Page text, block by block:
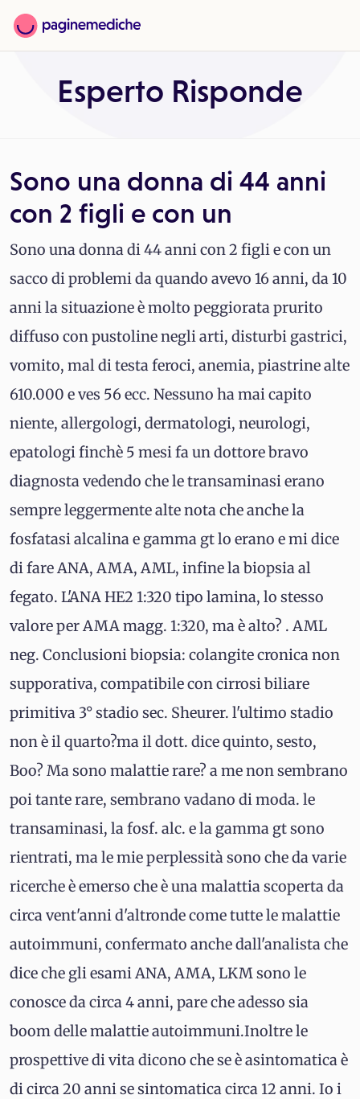
Esperto Risponde
Sono una donna di 44 anni
con 2 figli e con un
Sono una donna di 44 anni con 2 figli e con un
sacco di problemi da quando avevo 16 anni, da 10
anni la situazione è molto peggiorata prurito
diffuso con pustoline negli arti, disturbi gastrici,
vomito, mal di testa feroci, anemia, piastrine alte
610.000 e ves 56 ecc. Nessuno ha mai capito
niente, allergologi, dermatologi, neurologi,
epatologi finchè 5 mesi fa un dottore bravo
diagnosta vedendo che le transaminasi erano
sempre leggermente alte nota che anche la
fosfatasi alcalina e gamma gt lo erano e mi dice
di fare ANA, AMA, AML, infine la biopsia al
fegato. L'ANA HE2 1:320 tipo lamina, lo stesso
valore per AMA magg. 1:320, ma è alto? . AML
neg. Conclusioni biopsia: colangite cronica non
supporativa, compatibile con cirrosi biliare
primitiva 3° stadio sec. Sheurer. l'ultimo stadio
non è il quarto?ma il dott. dice quinto, sesto,
Boo? Ma sono malattie rare? a me non sembrano
poi tante rare, sembrano vadano di moda. le
transaminasi, la fosf. alc. e la gamma gt sono
rientrati, ma le mie perplessità sono che da varie
ricerche è emerso che è una malattia scoperta da
circa vent'anni d'altronde come tutte le malattie
autoimmuni, confermato anche dall'analista che
dice che gli esami ANA, AMA, LKM sono le
conosce da circa 4 anni, pare che adesso sia
boom delle malattie autoimmuni.Inoltre le
prospettive di vita dicono che se è asintomatica è
di circa 20 anni se sintomatica circa 12 anni. Io i